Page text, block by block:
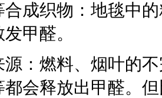
合成织物：地毯中
甲醛。
源：燃料、烟叶的
都会释放出甲醛。